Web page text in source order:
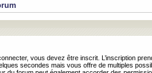
vous devez être inscrit. L’inscription
secondes mais vous offre de multiples